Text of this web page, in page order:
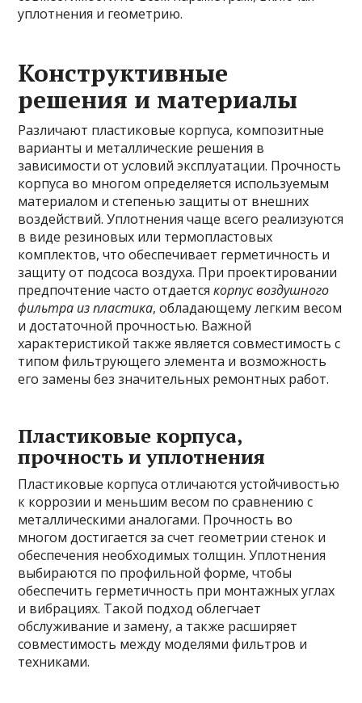
уплотнения и геометрию.
Конструктивные
решения и материалы
Различают пластиковые корпуса, композитные
варианты и металлические решения в
зависимости от условий эксплуатации. Прочность
корпуса во многом определяется используемым
материалом и степенью защиты от внешних
воздействий. Уплотнения чаще всего реализуются
в виде резиновых или термопластовых
комплектов, что обеспечивает герметичность и
защиту от подсоса воздуха. При проектировании
предпочтение часто отдаетсякорпус воздушного
фильтра из пластика, обладающему легким весом
и достаточной прочностью. Важной
характеристикой также является совместимость с
типом фильтрующего элемента и возможность
его замены без значительных ремонтных работ.
Пластиковые корпуса,
прочность и уплотнения
Пластиковые корпуса отличаются устойчивостью
к коррозии и меньшим весом по сравнению с
металлическими аналогами. Прочность во
многом достигается за счет геометрии стенок и
обеспечения необходимых толщин. Уплотнения
выбираются по профильной форме, чтобы
обеспечить герметичность при монтажных углах
и вибрациях. Такой подход облегчает
обслуживание и замену, а также расширяет
совместимость между моделями фильтров и
техниками.